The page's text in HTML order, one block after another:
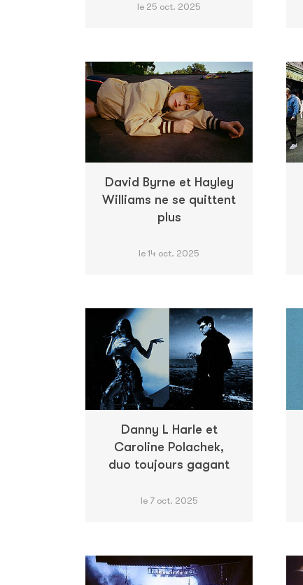
le 25 oct. 2025
David Byrne et Hayley
Williams ne se quittent
plus
le 14 oct. 2025
Danny L Harle et
Caroline Polachek,
duo toujours gagant
le 7 oct. 2025